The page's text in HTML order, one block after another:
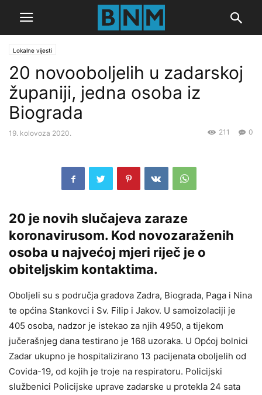
Lokalne vijesti
20 novooboljelih u zadarskoj
županiji, jedna osoba iz
Biograda
19. kolovoza 2020. 0
211
20 je novih slučajeva zaraze
koronavirusom. Kod novozaraženih
osoba u najvećoj mjeri riječ je o
obiteljskim kontaktima.
Oboljeli su s područja gradova Zadra, Biograda, Paga i Nina
te općina Stankovci i Sv. Filip i Jakov. U samoizolaciji je
405 osoba, nadzor je istekao za njih 4950, a tijekom
jučerašnjeg dana testirano je 168 uzoraka. U Općoj bolnici
Zadar ukupno je hospitalizirano 13 pacijenata oboljelih od
Covida-19, od kojih je troje na respiratoru. Policijski
službenici Policijske uprave zadarske u protekla 24 sata